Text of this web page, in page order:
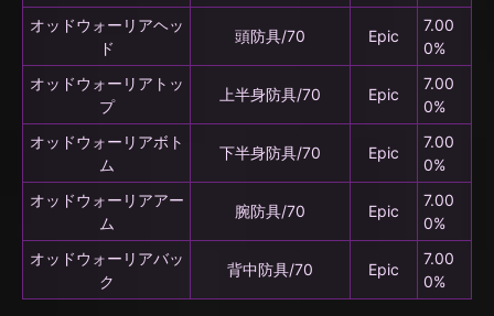
オッドウォーリアヘッ
ド
頭防具/70 Epic
7.00
0%
オッドウォーリアトッ
プ
上半身防具/70 Epic
7.00
0%
オッドウォーリアボト
ム
下半身防具/70 Epic
7.00
0%
オッドウォーリアアー
ム
腕防具/70 Epic
7.00
0%
オッドウォーリアバッ
ク
背中防具/70 Epic
7.00
0%